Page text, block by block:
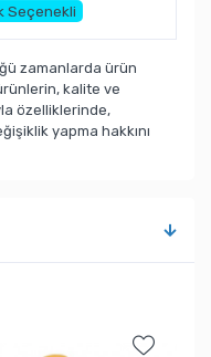
Seçenekli
zamanlarda ürün
kalite ve
özelliklerinde,
yapma hakkını